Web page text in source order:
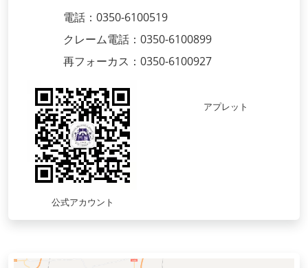
電話：0350-6100519
クレーム電話：0350-6100899
再フォーカス：0350-6100927
公式アカウント
アプレット